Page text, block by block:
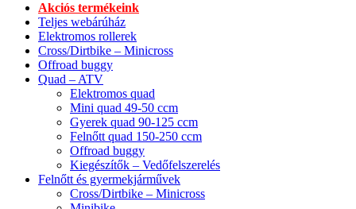
Akciós termékeink
Teljes webárúház
Elektromos rollerek
Cross/Dirtbike – Minicross
Offroad buggy
Quad – ATV
Elektromos quad
Mini quad 49-50 ccm
Gyerek quad 90-125 ccm
Felnőtt quad 150-250 ccm
Offroad buggy
Kiegészítők – Vedőfelszerelés
Felnőtt és gyermekjárművek
Cross/Dirtbike – Minicross